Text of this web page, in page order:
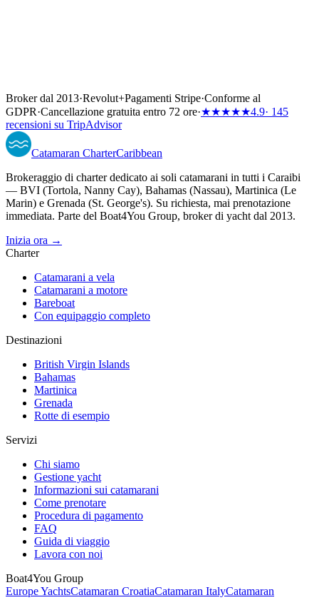
Broker dal 2013·Revolut+Pagamenti Stripe·Conforme al
GDPR·Cancellazione gratuita entro 72 ore·★★★★★4.9· 145
recensioni su TripAdvisor
Catamaran CharterCaribbean
Brokeraggio di charter dedicato ai soli catamarani in tutti i Caraibi
— BVI (Tortola, Nanny Cay), Bahamas (Nassau), Martinica (Le
Marin) e Grenada (St. George's). Su richiesta, mai prenotazione
immediata. Parte del Boat4You Group, broker di yacht dal 2013.
Inizia ora →
Charter
Catamarani a vela
Catamarani a motore
Bareboat
Con equipaggio completo
Destinazioni
British Virgin Islands
Bahamas
Martinica
Grenada
Rotte di esempio
Servizi
Chi siamo
Gestione yacht
Informazioni sui catamarani
Come prenotare
Procedura di pagamento
FAQ
Guida di viaggio
Lavora con noi
Boat4You Group
Europe YachtsCatamaran CroatiaCatamaran ItalyCatamaran